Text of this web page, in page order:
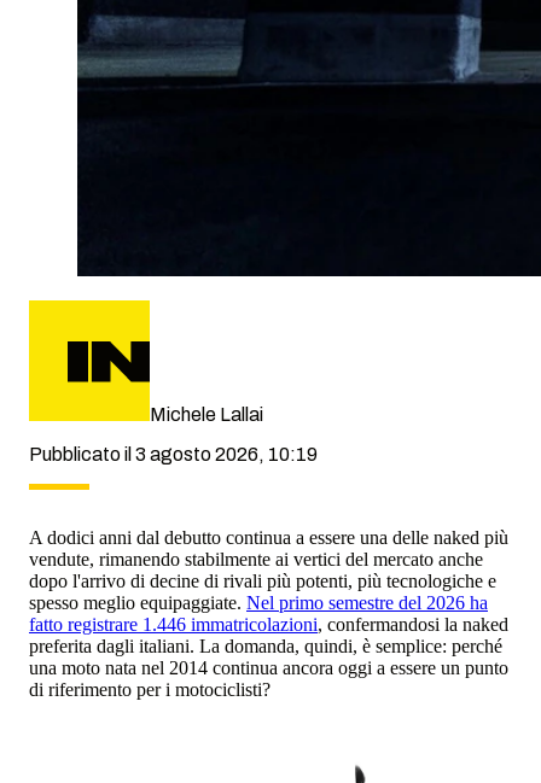
Michele Lallai
Pubblicato il 3 agosto 2026, 10:19
A dodici anni dal debutto continua a essere una delle naked più
vendute, rimanendo stabilmente ai vertici del mercato anche
dopo l'arrivo di decine di rivali più potenti, più tecnologiche e
spesso meglio equipaggiate. Nel primo semestre del 2026 ha
fatto registrare 1.446 immatricolazioni, confermandosi la naked
preferita dagli italiani. La domanda, quindi, è semplice: perché
una moto nata nel 2014 continua ancora oggi a essere un punto
di riferimento per i motociclisti?